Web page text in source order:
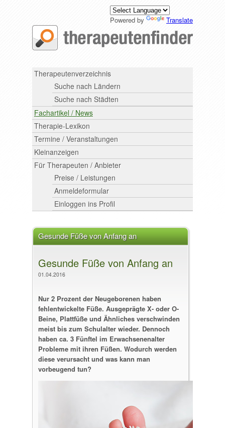
Powered by Translate
Therapeutenverzeichnis
Suche nach Ländern
Suche nach Städten
Fachartikel / News
Therapie-Lexikon
Termine / Veranstaltungen
Kleinanzeigen
Für Therapeuten / Anbieter
Preise / Leistungen
Anmeldeformular
Einloggen ins Profil
Gesunde Füße von Anfang an
Gesunde Füße von Anfang an
01.04.2016
Nur 2 Prozent der Neugeborenen haben
fehlentwickelte Füße. Ausgeprägte X- oder O-
Beine, Plattfüße und Ähnliches verschwinden
meist bis zum Schulalter wieder. Dennoch
haben ca. 3 Fünftel im Erwachsenenalter
Probleme mit ihren Füßen. Wodurch werden
diese verursacht und was kann man
vorbeugend tun?